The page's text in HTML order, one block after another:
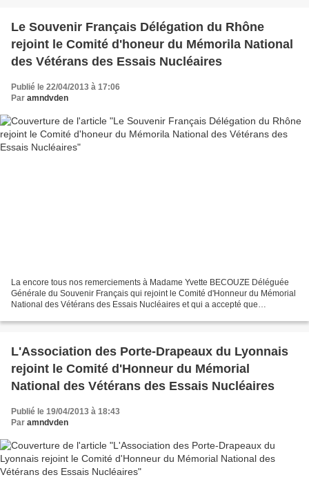
Le Souvenir Français Délégation du Rhône
rejoint le Comité d'honeur du Mémorila National
des Vétérans des Essais Nucléaires
Publié le 22/04/2013 à 17:06
Par amndvden
La encore tous nos remerciements à Madame Yvette BECOUZE Déléguée
Générale du Souvenir Français qui rejoint le Comité d'Honneur du Mémorial
National des Vétérans des Essais Nucléaires et qui a accepté que
L'Association des Porte-Drapeaux du Lyonnais
rejoint le Comité d'Honneur du Mémorial
National des Vétérans des Essais Nucléaires
Publié le 19/04/2013 à 18:43
Par amndvden